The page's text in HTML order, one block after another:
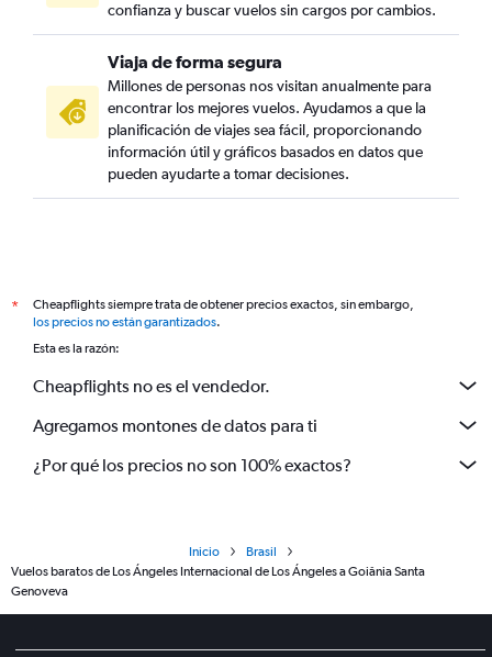
confianza y buscar vuelos sin cargos por cambios.
Viaja de forma segura
Millones de personas nos visitan anualmente para
encontrar los mejores vuelos. Ayudamos a que la
planificación de viajes sea fácil, proporcionando
información útil y gráficos basados en datos que
pueden ayudarte a tomar decisiones.
*
Cheapflights siempre trata de obtener precios exactos, sin embargo,
los precios no están garantizados.
Esta es la razón:
Cheapflights no es el vendedor.
Agregamos montones de datos para ti
¿Por qué los precios no son 100% exactos?
Inicio
Brasil
Vuelos baratos de Los Ángeles Internacional de Los Ángeles a Goiânia Santa
Genoveva